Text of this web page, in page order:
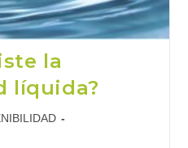
la
líquida?